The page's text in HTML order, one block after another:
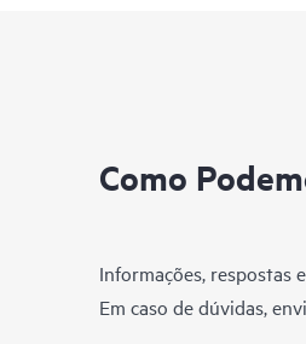
Como
Informações, respostas
Em caso de dúvidas,